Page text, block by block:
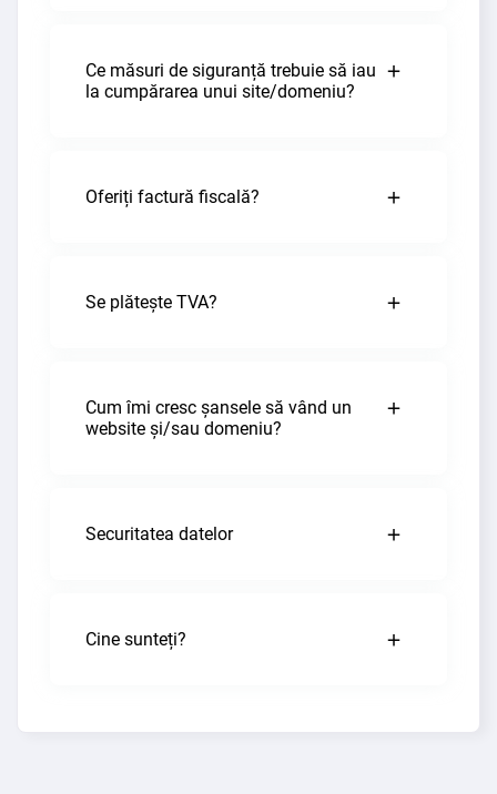
Ce măsuri de siguranță trebuie să iau
la cumpărarea unui site/domeniu?
Oferiți factură fiscală?
Se plătește TVA?
Cum îmi cresc șansele să vând un
website și/sau domeniu?
Securitatea datelor
Cine sunteți?